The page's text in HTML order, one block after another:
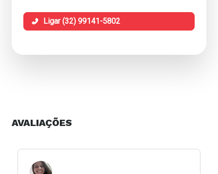
Ligar (32) 99141-5802
AVALIAÇÕES